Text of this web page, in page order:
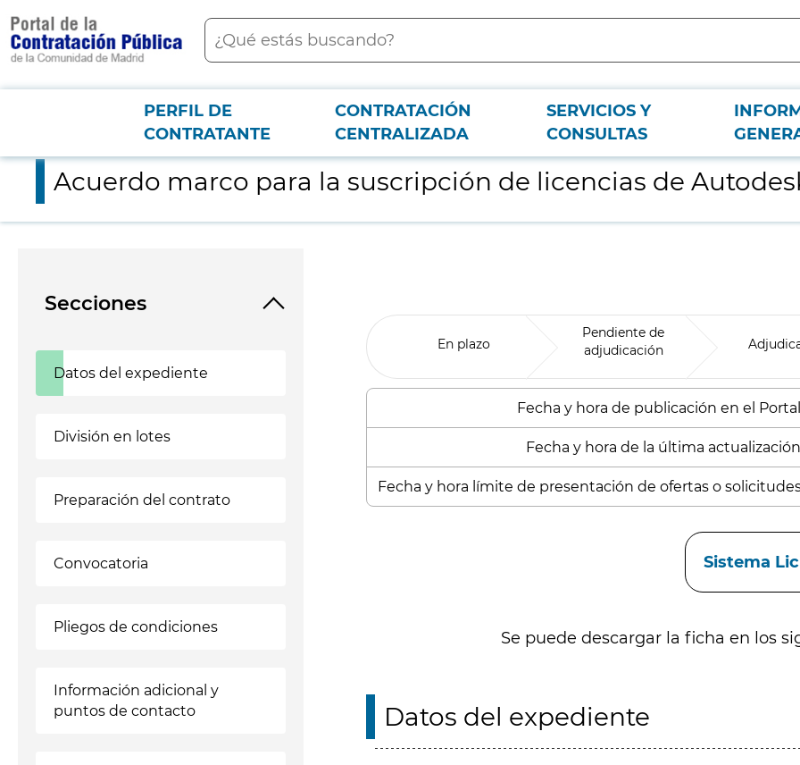
contenido
principal
Buscar
Menú PCON
PERFIL DE
CONTRATANTE
CONTRATACIÓN
CENTRALIZADA
SERVICIOS Y
CONSULTAS
Acuerdo marco para la suscripción de licencias de Autodesk para Metro de Madrid
Acuerdo marco para la suscripción de licencias de
Secciones
Datos del expediente
División en lotes
Preparación del contrato
Convocatoria
Pliegos de condiciones
Información adicional y
puntos de contacto
En plazo
Pendiente de
adjudicación
Fecha y hora de publicación en el
Fecha y hora de la última
Fecha y hora límite de presentación de ofertas o
Sistema
Se puede descargar la ficha en los
Datos del expediente